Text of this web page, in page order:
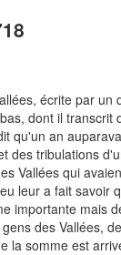
écrite par un
dont il transcrit
qu'un an
des tribulations
Vallées qui
leur a fait savoir
importante mais
des Vallées,
la somme est